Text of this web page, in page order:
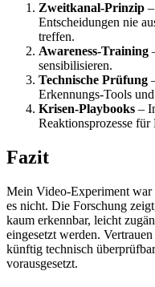
Zweitkanal-Prinzip
Entscheidungen nie
treffen.
Awareness-Training
sensibilisieren.
Technische Prüfung
Erkennungs-Tools
Krisen-Playbooks –
Reaktionsprozesse
Fazit
Mein Video-Experiment war
es nicht. Die Forschung
kaum erkennbar, leicht
eingesetzt werden.
künftig technisch
vorausgesetzt.